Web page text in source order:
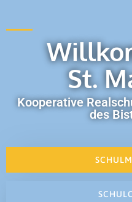
St.
Kooperative
des